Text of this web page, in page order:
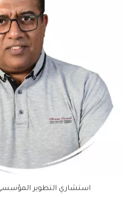
استشاري التطوير المؤسسي